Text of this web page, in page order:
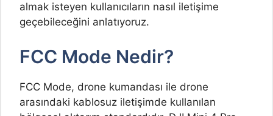
almak isteyen kullanıcıların nasıl iletişime
geçebileceğini anlatıyoruz.
FCC Mode Nedir?
FCC Mode, drone kumandası ile drone
arasındaki kablosuz iletişimde kullanılan